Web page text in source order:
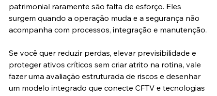
patrimonial raramente são falta de esforço. Eles
surgem quando a operação muda e a segurança não
acompanha com processos, integração e manutenção.
Se você quer reduzir perdas, elevar previsibilidade e
proteger ativos críticos sem criar atrito na rotina, vale
fazer uma avaliação estruturada de riscos e desenhar
um modelo integrado que conecte CFTV e tecnologias